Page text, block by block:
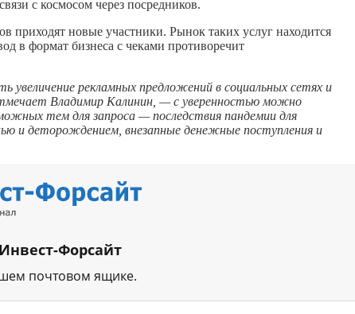
с космосом через посредников.
приходят новые участники. Рынок таких услуг находится
в формат бизнеса с чеками противоречит
рекламных предложений в социальных сетях и
Владимир Калинин, — с уверенностью можно
тем для запроса — последствия пандемии для
и деторождением, внезапные денежные поступления и
Форсайт
почтовом ящике.